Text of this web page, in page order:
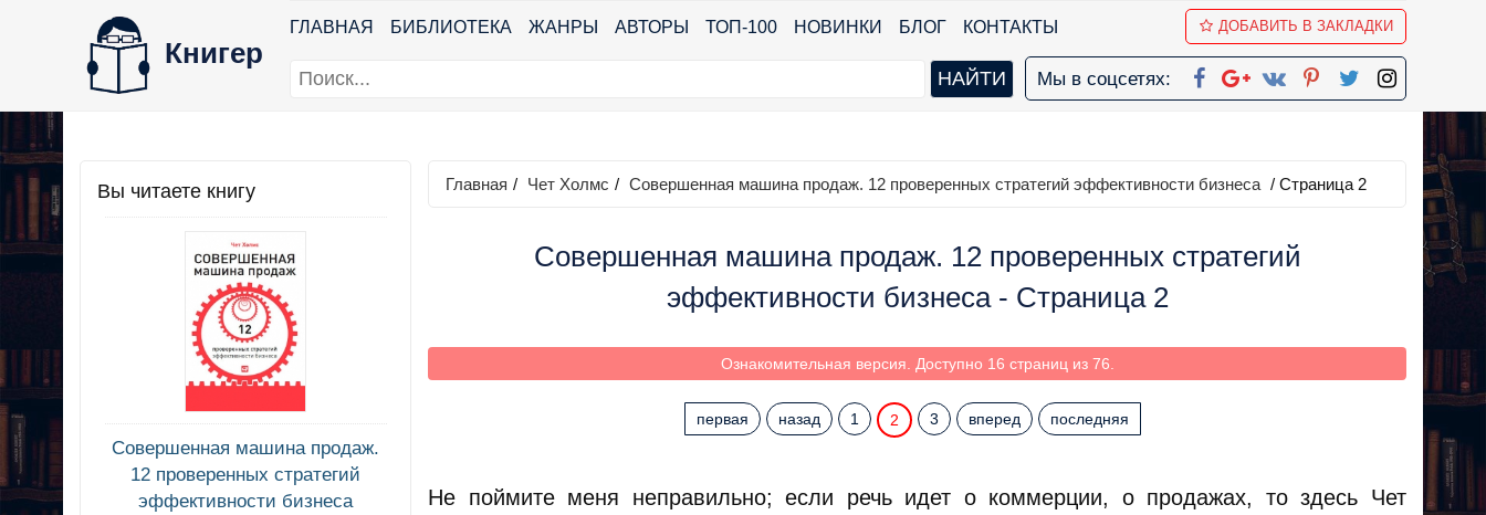
Книгер
ГЛАВНАЯ БИБЛИОТЕКА ЖАНРЫ АВТОРЫ ТОП-100 НОВИНКИ БЛОГ КОНТАКТЫ ДОБАВИТЬ В ЗАКЛАДКИ
Мы в соцсетях:
Вы читаете книгу
Совершенная машина продаж.
12 проверенных стратегий
эффективности бизнеса
Главная / Чет Холмс / Совершенная машина продаж. 12 проверенных стратегий эффективности бизнеса / Страница 2
Совершенная машина продаж. 12 проверенных стратегий
эффективности бизнеса - Страница 2
Ознакомительная версия. Доступно 16 страниц из 76.
первая назад 1 2 3 вперед последняя
Не поймите меня неправильно; если речь идет о коммерции, о продажах, то здесь Чет